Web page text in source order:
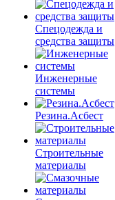
Спецодежда и
средства защиты
Инженерные
системы
Резина.Асбест
Строительные
материалы